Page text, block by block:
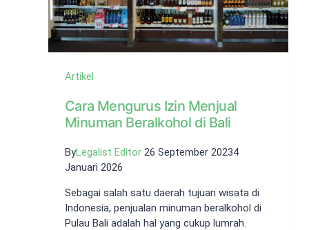
Artikel
Cara Mengurus Izin Menjual
Minuman Beralkohol di Bali
ByLegalist Editor 26 September 20234
Januari 2026
Sebagai salah satu daerah tujuan wisata di
Indonesia, penjualan minuman beralkohol di
Pulau Bali adalah hal yang cukup lumrah.